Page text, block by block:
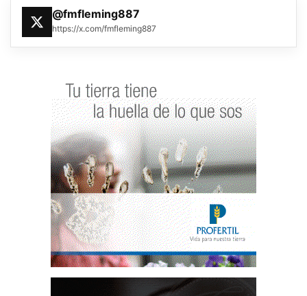
@fmfleming887
https://x.com/fmfleming887